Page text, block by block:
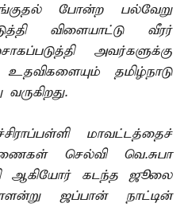
போன்ற பல்வேறு
விளையாட்டு வீரர்
அவர்களுக்கு
தமிழ்நாடு
மாவட்டத்தைச்
செல்வி வெ.சுபா
ஆகியோர் கடந்த ஜூலை
ஜப்பான் நாட்டின்